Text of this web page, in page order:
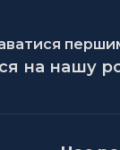
на нашу